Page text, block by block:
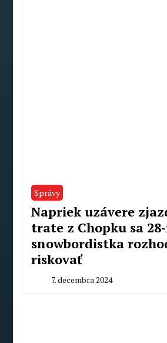
Správy
Napriek uzávere
trate z Chopku sa
snowbordistka
riskovať
7. decembra 2024